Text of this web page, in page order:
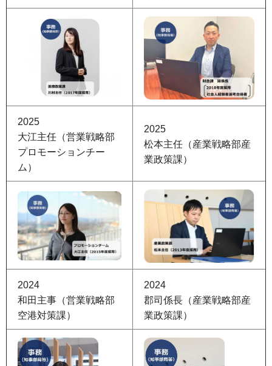
2025
大江主任（営業戦略部
プロモーションチー
ム）
2025
松本主任（産業戦略部産
業政策課）
2024
和田主事（営業戦略部
空港対策課）
2024
郡司係長（産業戦略部産
業政策課）